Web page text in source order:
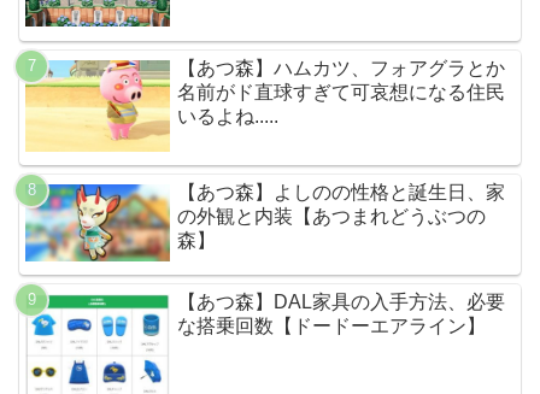
【あつ森】ハムカツ、フォアグラとか
名前がド直球すぎて可哀想になる住民
いるよね.....
【あつ森】よしのの性格と誕生日、家
の外観と内装【あつまれどうぶつの
森】
【あつ森】DAL家具の入手方法、必要
な搭乗回数【ドードーエアライン】